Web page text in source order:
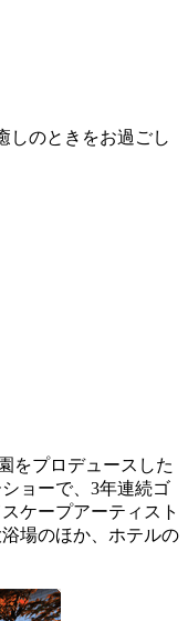
しのときをお過ごし
をプロデュースした
ョーで、3年連続ゴ
ケープアーティスト
場のほか、ホテルの